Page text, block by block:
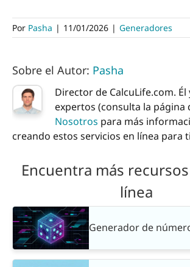
Por Pasha | 11/01/2026 | Generadores
Sobre el Autor: Pasha
Director de CalcuLife.com.
expertos (consulta la página
Nosotros para más
creando estos servicios en línea para
Encuentra más
línea
Generador de